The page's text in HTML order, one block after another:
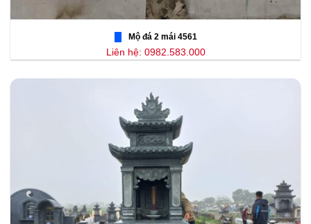
Mộ đá 2 mái 4561
Liên hệ: 0982.583.000